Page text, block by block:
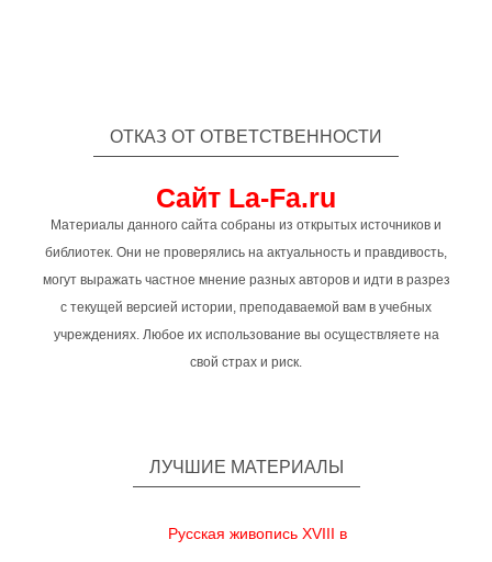
ОТКАЗ ОТ ОТВЕТСТВЕННОСТИ
Сайт La-Fa.ru
Материалы данного сайта собраны из открытых источников и
библиотек. Они не проверялись на актуальность и правдивость,
могут выражать частное мнение разных авторов и идти в разрез
с текущей версией истории, преподаваемой вам в учебных
учреждениях. Любое их использование вы осуществляете на
свой страх и риск.
ЛУЧШИЕ МАТЕРИАЛЫ
Русская живопись XVIII в